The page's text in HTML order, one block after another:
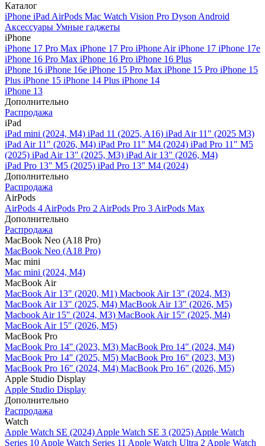
Каталог
iPhone iPad AirPods Mac Watch Vision Pro Dyson Android
Аксессуары Умные гаджеты
iPhone
iPhone 17 Pro Max iPhone 17 Pro iPhone AiriPhone 17 iPhone 17e
iPhone 16 Pro Max iPhone 16 Pro iPhone 16 Plus
iPhone 16 iPhone 16e iPhone 15 Pro Max iPhone 15 Pro iPhone 15
Plus iPhone 15 iPhone 14 Plus iPhone 14
iPhone 13
Дополнительно
Распродажа
iPad
iPad mini (2024, M4) iPad 11 (2025, A16) iPad Air 11" (2025 M3)
iPad Air 11" (2026, M4) iPad Pro 11" M4 (2024) iPad Pro 11" M5
(2025) iPad Air 13" (2025, M3) iPad Air 13" (2026, M4)
iPad Pro 13" M5 (2025) iPad Pro 13" M4 (2024)
Дополнительно
Распродажа
AirPods
AirPods 4 AirPods Pro 2 AirPods Pro 3 AirPods Max
Дополнительно
Распродажа
MacBook Neo (A18 Pro)
MacBook Neo (A18 Pro)
Mac mini
Mac mini (2024, M4)
MacBook Air
MacBook Air 13" (2020, M1) Macbook Air 13" (2024, M3)
MacBook Air 13" (2025, M4) MacBook Air 13″ (2026, M5)
Macbook Air 15" (2024, M3) MacBook Air 15" (2025, M4)
MacBook Air 15″ (2026, M5)
MacBook Pro
MacBook Pro 14" (2023, M3) MacBook Pro 14″ (2024, M4)
MacBook Pro 14″ (2025, M5) MacBook Pro 16" (2023, M3)
MacBook Pro 16″ (2024, M4) MacBook Pro 16" (2026, M5)
Apple Studio Display
Apple Studio Display
Дополнительно
Распродажа
Watch
Apple Watch SE (2024) Apple Watch SE 3 (2025) Apple Watch
Series 10 Apple Watch Series 11 Apple Watch Ultra 2 Apple Watch